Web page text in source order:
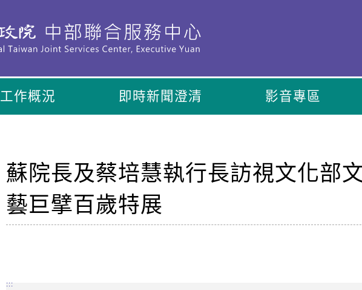
工作概況 即時新聞澄清 影音專區
蘇院長及蔡培慧執行長訪視文化部
藝巨擘百歲特展
:::